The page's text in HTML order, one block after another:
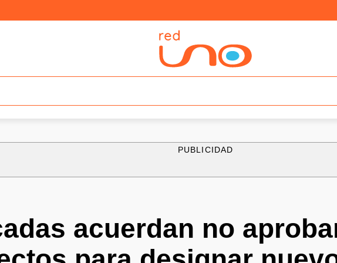
PUBLICIDAD
acuerdan no